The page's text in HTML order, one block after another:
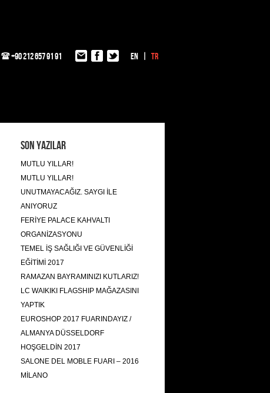
+90 212 657 91 91 EN TR
Son Yazılar
MUTLU YILLAR!
MUTLU YILLAR!
UNUTMAYACAĞIZ. SAYGI İLE
ANIYORUZ
FERİYE PALACE KAHVALTI
ORGANİZASYONU
TEMEL İŞ SAĞLIĞI VE GÜVENLİĞİ
EĞİTİMİ 2017
RAMAZAN BAYRAMINIZI KUTLARIZ!
LC WAIKIKI FLAGSHIP MAĞAZASINI
YAPTIK
EUROSHOP 2017 FUARINDAYIZ /
ALMANYA DÜSSELDORF
HOŞGELDİN 2017
SALONE DEL MOBLE FUARI – 2016
MİLANO